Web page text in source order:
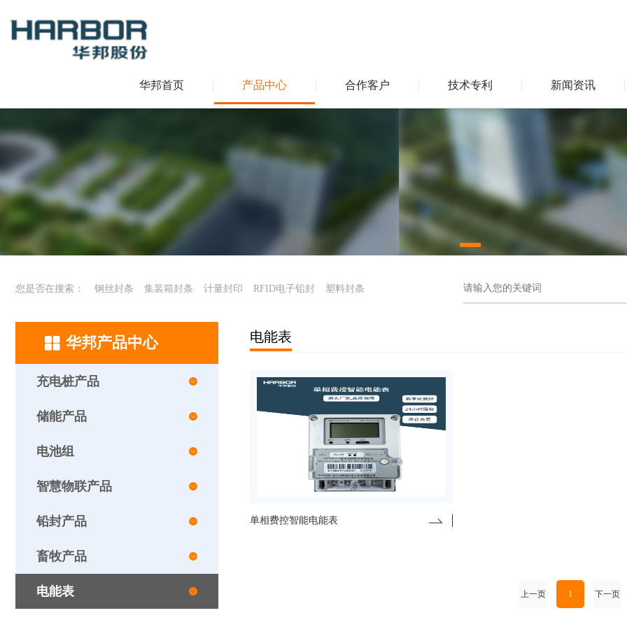
华邦首页 | 产品中心 | 合作客户 | 技术专利 | 新闻资讯 |
您是否在搜索： 钢丝封条 集装箱封条 计量封印 RFID电子铅封 塑料封条
华邦产品中心
充电桩产品
储能产品
电池组
智慧物联产品
铅封产品
畜牧产品
电能表
电能表
单相费控智能电能表
上一页 1 下一页